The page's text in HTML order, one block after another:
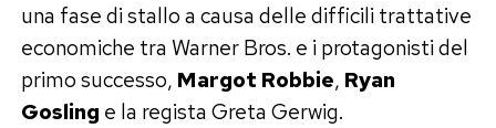
una fase di stallo a causa delle difficili trattative
economiche tra Warner Bros. e i protagonisti del
primo successo, Margot Robbie, Ryan
Gosling e la regista Greta Gerwig.